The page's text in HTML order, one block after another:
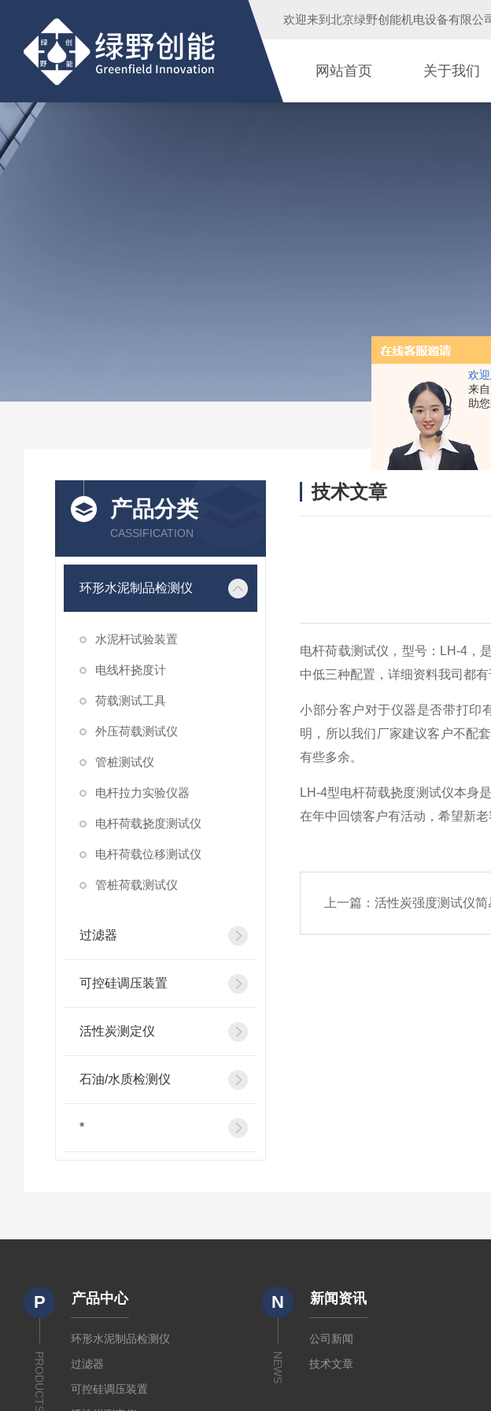
欢迎
来
助
欢迎来到 北京绿野创能机电设备有限公
网站首页 关于我们
产品分类
CASSIFICATION
环形水泥制品检测仪
水泥杆试验装置
电线杆挠度计
荷载测试工具
外压荷载测试仪
管桩测试仪
电杆拉力实验仪器
电杆荷载挠度测试仪
电杆荷载位移测试仪
管桩荷载测试仪
过滤器
可控硅调压装置
活性炭测定仪
石油/水质检测仪
*
技术文章
电杆荷载测试仪，型号：LH-4，
中低三种配置，详细资料我司都
小部分客户对于仪器是否带打印
明，所以我们厂家建议客户不配
有些多余。
LH-4型电杆荷载挠度测试仪本身
在年中回馈客户有活动，希望新老
上一篇：活性炭强度测试仪简
P
PRODUCTS
产品中心
环形水泥制品检测仪
过滤器
可控硅调压装置
N
NEWS
新闻资讯
公司新闻
技术文章